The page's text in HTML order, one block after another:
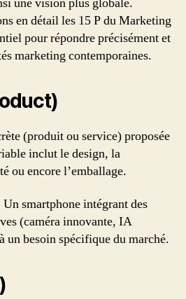
en détail les 15 P du Marketing
pour répondre précisément et
marketing contemporaines.
(produit ou service) proposée
inclut le design, la
ou encore l’emballage.
Un smartphone intégrant des
(caméra innovante, IA
besoin spécifique du marché.